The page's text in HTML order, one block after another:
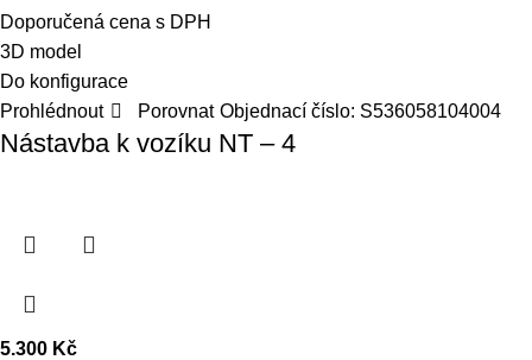
Doporučená cena s DPH
3D model
Do konfigurace
Prohlédnout
Porovnat Objednací číslo: S536058104004
Nástavba k vozíku NT – 4
5.300 Kč